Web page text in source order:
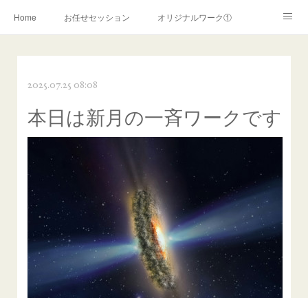
Home お任せセッション オリジナルワーク①
霊的覚醒サポート
リーブス認定ヒーリング リーブスヒーリング(~2019年)
お申込みフォーム 霊障解消ワーク
ＰＲＯＦＩＬＥ ご利用案内
プライバシーポリシー 特定商取引法に関する表記ココナラ
アメブロ
2025.07.25 08:08
本日は新月の一斉ワークです